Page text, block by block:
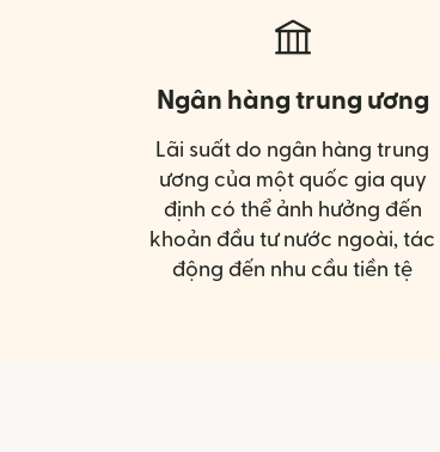
Ngân hàng trung ương
Lãi suất do ngân hàng trung
ương của một quốc gia quy
định có thể ảnh hưởng đến
khoản đầu tư nước ngoài, tác
động đến nhu cầu tiền tệ